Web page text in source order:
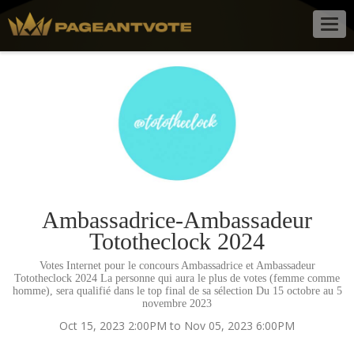
Ambassadrice-Ambassadeur
Tototheclock 2024
Votes Internet pour le concours Ambassadrice et Ambassadeur
Tototheclock 2024 La personne qui aura le plus de votes (femme comme
homme), sera qualifié dans le top final de sa sélection Du 15 octobre au 5
novembre 2023
Oct 15, 2023 2:00PM to Nov 05, 2023 6:00PM